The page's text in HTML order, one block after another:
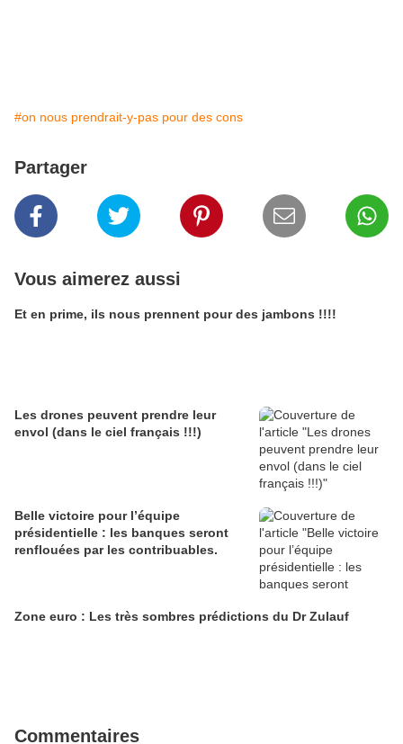
#on nous prendrait-y-pas pour des cons
Partager
Vous aimerez aussi
Et en prime, ils nous prennent pour des jambons !!!!
Les drones peuvent prendre leur
envol (dans le ciel français !!!)
Belle victoire pour l’équipe
présidentielle : les banques seront
renflouées par les contribuables.
Zone euro : Les très sombres prédictions du Dr Zulauf
Commentaires